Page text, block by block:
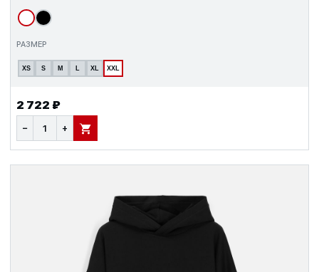
РАЗМЕР
XS S M L XL XXL
2 722 ₽
− + В КОРЗИНУ